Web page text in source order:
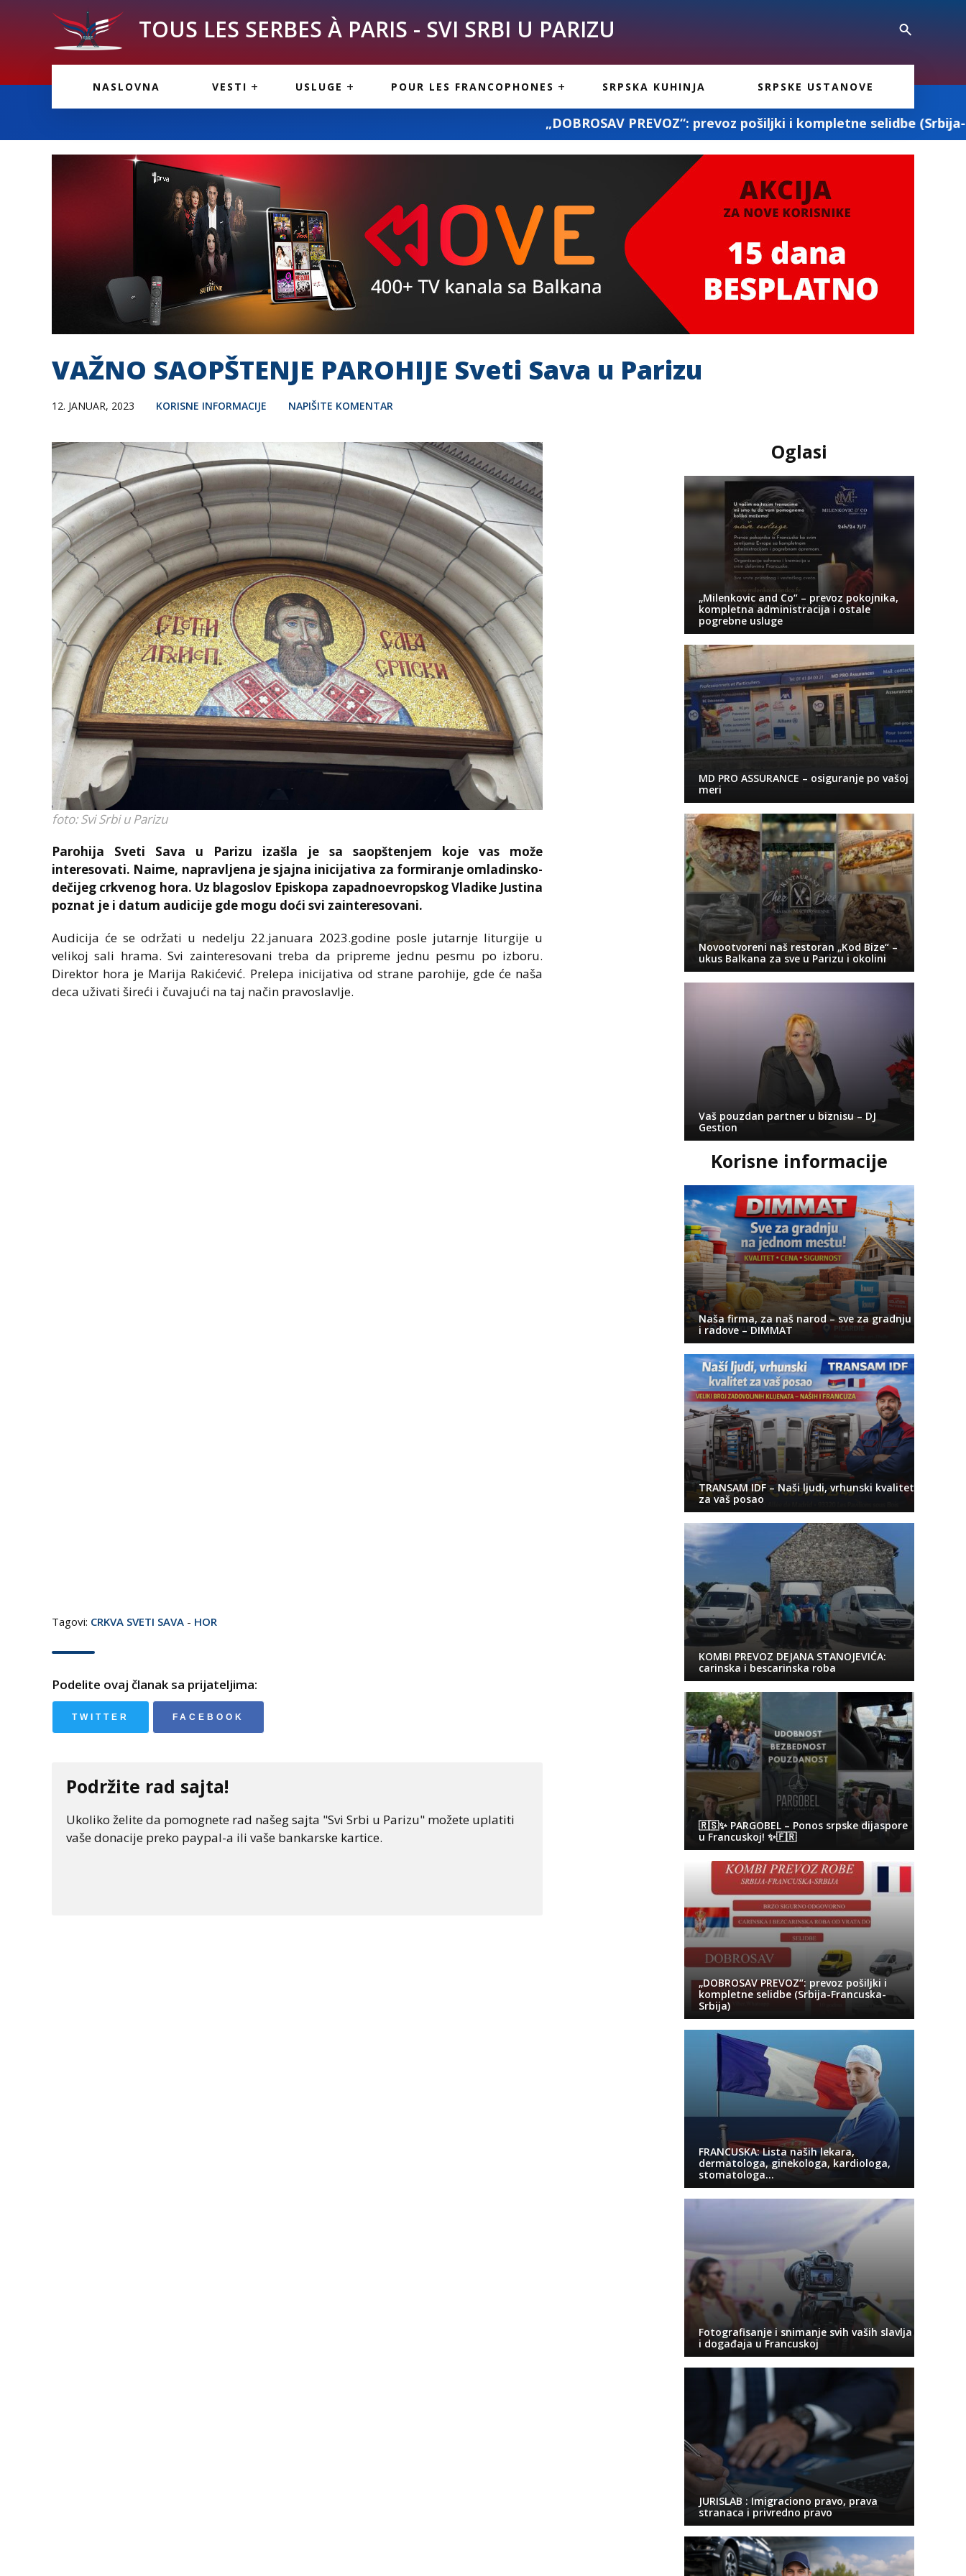
TOUS LES SERBES À PARIS - SVI SRBI U PARIZU
NASLOVNA VESTI USLUGE
INFORMACIJE
POUR LES FRANCOPHONES
PARIS
CUISINE SERBE
SRPSKA KUHINJA SRPSKE USTANOVE
„DOBROSAV PREVOZ“: prevoz pošiljki i kompletne selidbe (Srbija-Francuska-Srbija)
VAŽNO SAOPŠTENJE PAROHIJE Sveti Sava u Parizu
12. JANUAR, 2023 KORISNE INFORMACIJE NAPIŠITE KOMENTAR
foto: Svi Srbi u Parizu
Parohija Sveti Sava u Parizu izašla je sa saopštenjem koje vas može
interesovati. Naime, napravljena je sjajna inicijativa za formiranje omladinsko-
dečijeg crkvenog hora. Uz blagoslov Episkopa zapadnoevropskog Vladike Justina
poznat je i datum audicije gde mogu doći svi zainteresovani.
Audicija će se održati u nedelju 22.januara 2023.godine posle jutarnje liturgije u
velikoj sali hrama. Svi zainteresovani treba da pripreme jednu pesmu po izboru.
Direktor hora je Marija Rakićević. Prelepa inicijativa od strane parohije, gde će naša
deca uživati šireći i čuvajući na taj način pravoslavlje.
Tagovi: CRKVA SVETI SAVA - HOR
Podelite ovaj članak sa prijateljima:
TWITTER FACEBOOK
Podržite rad sajta!
Ukoliko želite da pomognete rad našeg sajta "Svi Srbi u Parizu" možete uplatiti
vaše donacije preko paypal-a ili vaše bankarske kartice.
Oglasi
„Milenkovic and Co“ – prevoz pokojnika,
kompletna administracija i ostale
pogrebne usluge
MD PRO ASSURANCE – osiguranje po vašoj
meri
Novootvoreni naš restoran „Kod Bize“ –
ukus Balkana za sve u Parizu i okolini
Vaš pouzdan partner u biznisu – DJ
Gestion
Korisne informacije
Naša firma, za naš narod – sve za gradnju
i radove – DIMMAT
TRANSAM IDF – Naši ljudi, vrhunski kvalitet
za vaš posao
KOMBI PREVOZ DEJANA STANOJEVIĆA:
carinska i bescarinska roba
🇷🇸✨ PARGOBEL – Ponos srpske dijaspore
u Francuskoj! ✨🇫🇷
„DOBROSAV PREVOZ“: prevoz pošiljki i
kompletne selidbe (Srbija-Francuska-
Srbija)
FRANCUSKA: Lista naših lekara,
dermatologa, ginekologa, kardiologa,
stomatologa…
Fotografisanje i snimanje svih vaših slavlja
i događaja u Francuskoj
JURISLAB : Imigraciono pravo, prava
stranaca i privredno pravo